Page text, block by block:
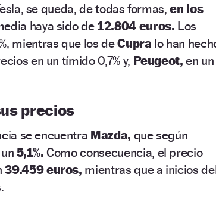
se queda, de todas formas, en los
haya sido de12.804 euros. Los
mientras que los deCupra lo han
en un tímido 0,7% y, Peugeot,en un
precios
se encuentra Mazda, que según
un5,1%.Como consecuencia, el precio
39.459 euros, mientras que a inicios